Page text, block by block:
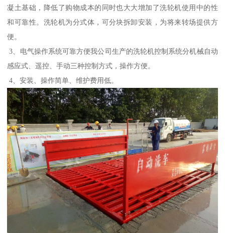
凝土基础，降低了购物成本的同时也大大增加了洗轮机使用中的性
和可靠性。洗轮机为分式体，可分块拆卸安装，为将来转场提供方
便。
3、电气操作系统可靠方便我公司生产的洗轮机控制系统分机械自动
感应式、遥控、手动三种控制方式，操作方便。
4、安装、操作简单、维护费用低。